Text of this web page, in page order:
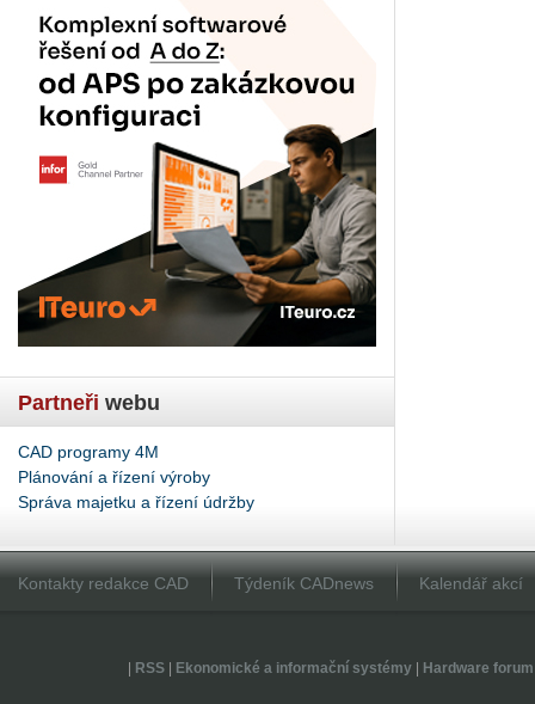
Partneři webu
CAD programy 4M
Plánování a řízení výroby
Správa majetku a řízení údržby
Kontakty redakce CAD Týdeník CADnews Kalendář akcí
RSS| Ekonomické a informační systémy| Hardware forum